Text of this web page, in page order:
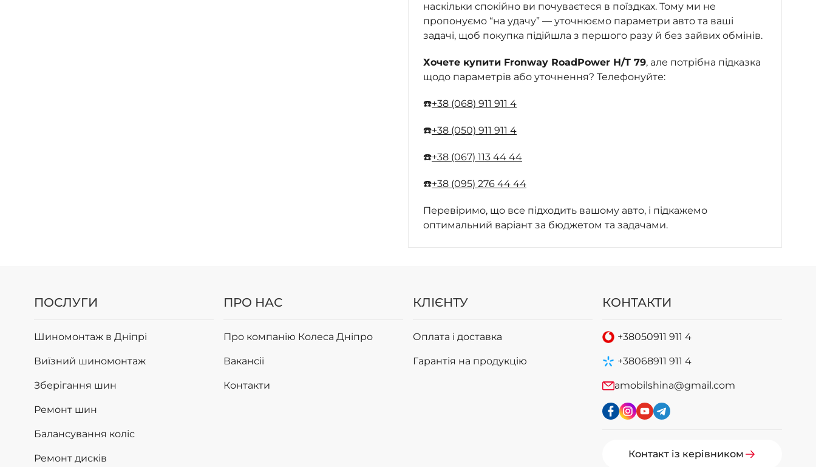
наскільки спокійно ви почуваєтеся в поїздках. Тому ми не
пропонуємо “на удачу” — уточнюємо параметри авто та ваші
задачі, щоб покупка підійшла з першого разу й без зайвих обмінів.
Хочете купити Fronway RoadPower H/T 79, але потрібна підказка
щодо параметрів або уточнення? Телефонуйте:
☎️+38 (068) 911 911 4
☎️+38 (050) 911 911 4
☎️+38 (067) 113 44 44
☎️+38 (095) 276 44 44
Перевіримо, що все підходить вашому авто, і підкажемо
оптимальний варіант за бюджетом та задачами.
ПОСЛУГИ
Шиномонтаж в Дніпрі
Виїзний шиномонтаж
Зберігання шин
Ремонт шин
Балансування коліс
Ремонт дисків
ПРО НАС
Про компанію Колеса Дніпро
Вакансії
Контакти
КЛІЄНТУ
Оплата і доставка
Гарантія на продукцію
КОНТАКТИ
+38050911 911 4
+38068911 911 4
amobilshina@gmail.com
Контакт із керівником